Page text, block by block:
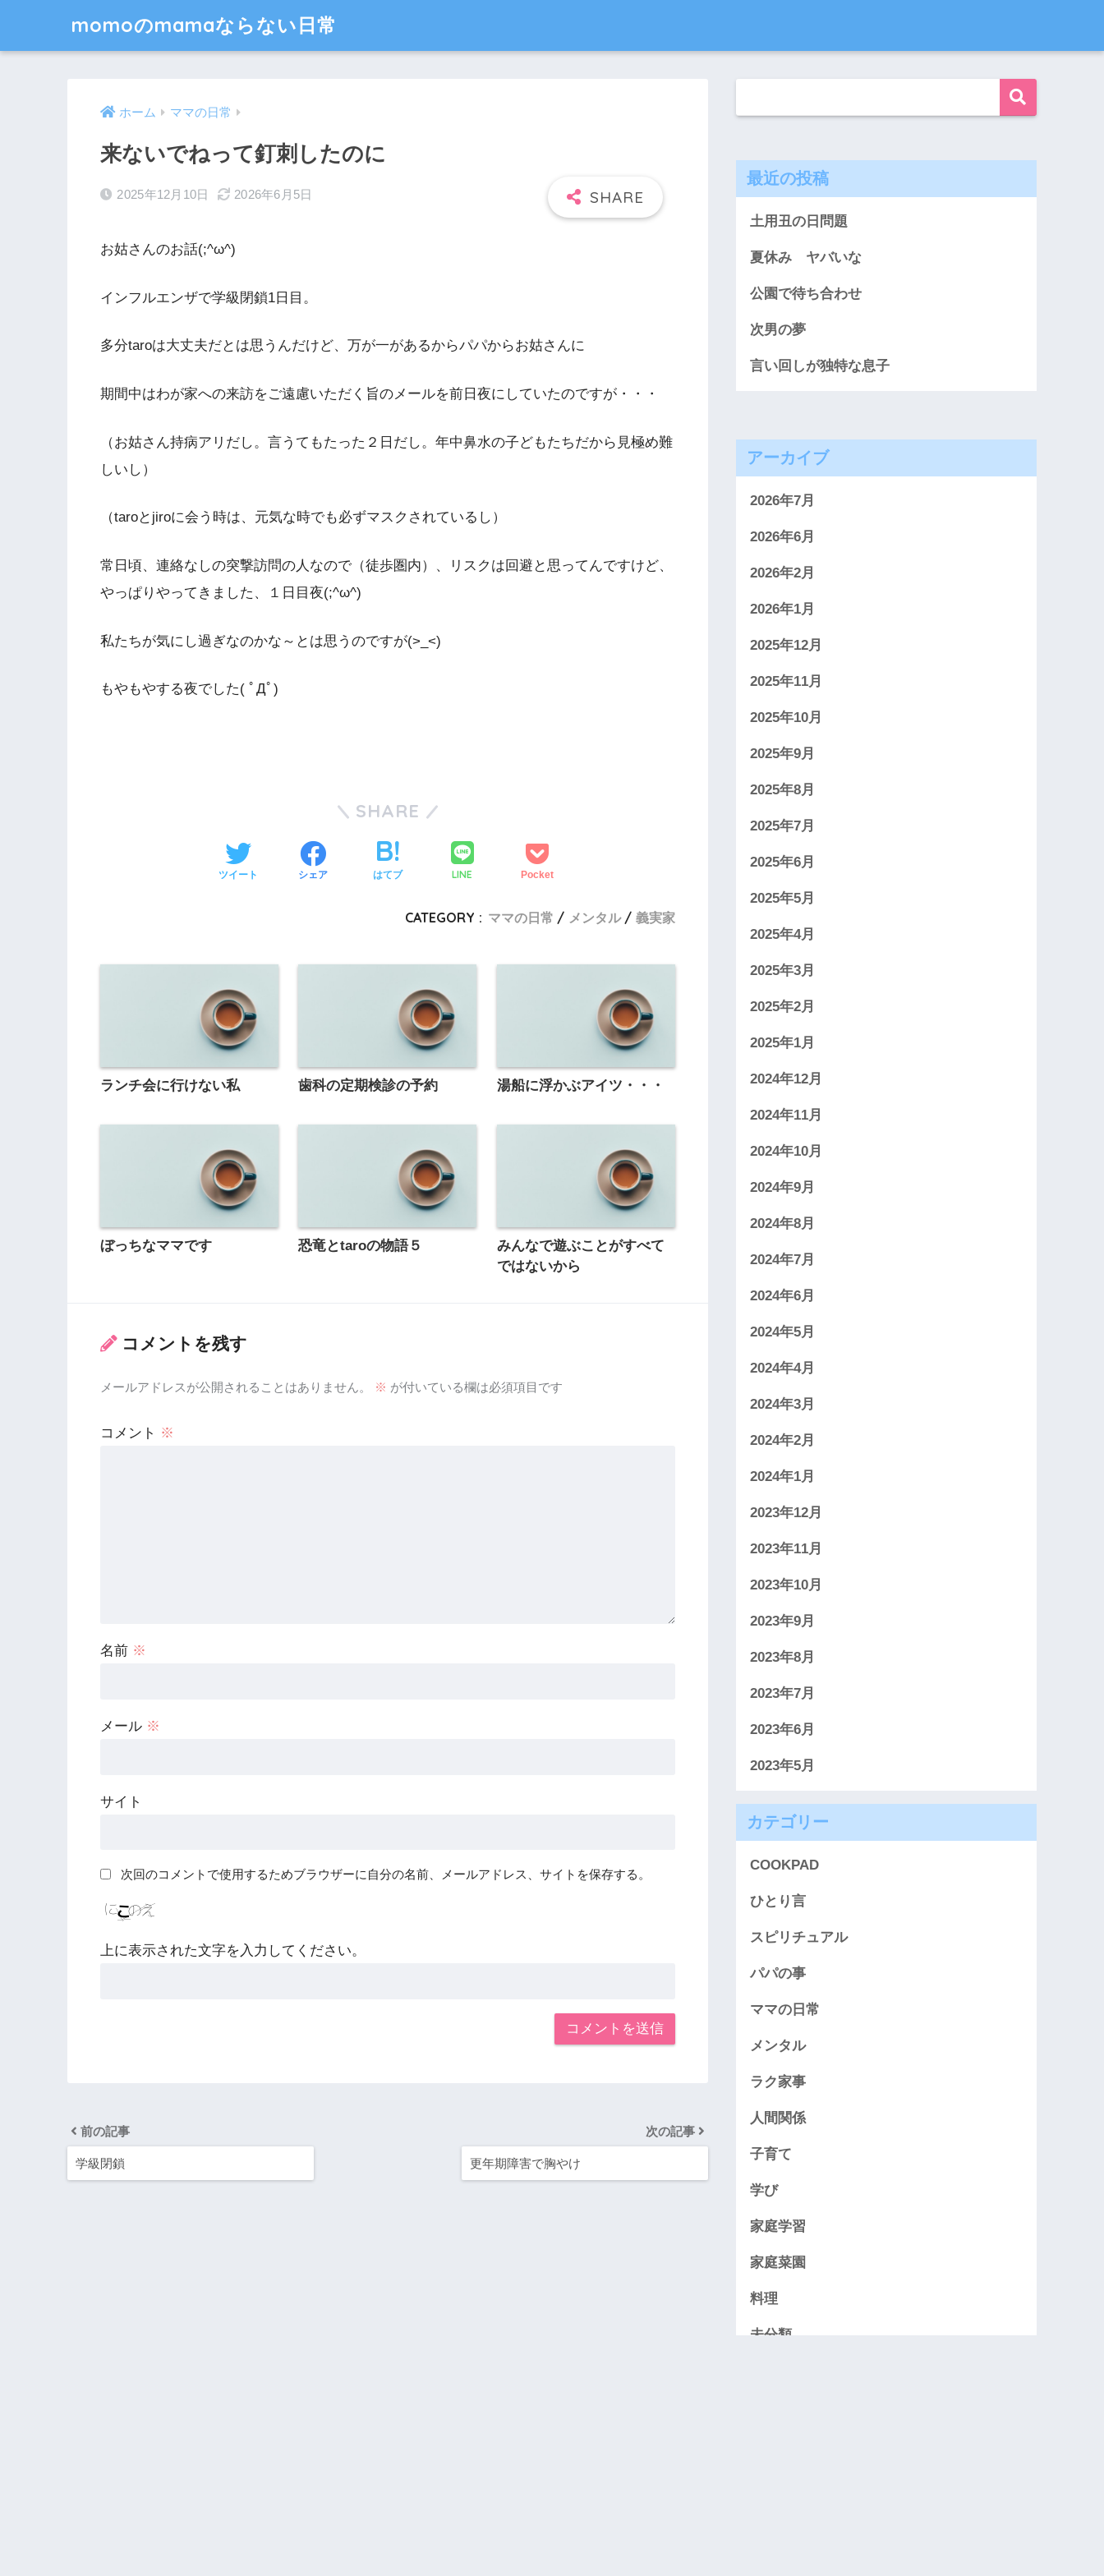
momoのmamaならない日常
ホーム ママの日常
来ないでねって釘刺したのに
2025年12月10日 2026年6月5日
お姑さんのお話(;^ω^)
インフルエンザで学級閉鎖1日目。
多分taroは大丈夫だとは思うんだけど、万が一があるからパパからお姑さんに
期間中はわが家への来訪をご遠慮いただく旨のメールを前日夜にしていたのですが・・・
（お姑さん持病アリだし。言うてもたった２日だし。年中鼻水の子どもたちだから見極め難
しいし）
（taroとjiroに会う時は、元気な時でも必ずマスクされているし）
常日頃、連絡なしの突撃訪問の人なので（徒歩圏内）、リスクは回避と思ってんですけど、
やっぱりやってきました、１日目夜(;^ω^)
私たちが気にし過ぎなのかな～とは思うのですが(>_<)
もやもやする夜でした( ﾟДﾟ)
SHARE
ツイート シェア はてブ LINE Pocket
CATEGORY : ママの日常 メンタル 義実家
ランチ会に行けない私 歯科の定期検診の予約 湯船に浮かぶアイツ・・・
ぼっちなママです 恐竜とtaroの物語５
みんなで遊ぶことがすべて
ではないから
コメントを残す
メールアドレスが公開されることはありません。 ※ が付いている欄は必須項目です
コメント ※
名前 ※
メール ※
サイト
次回のコメントで使用するためブラウザーに自分の名前、メールアドレス、サイトを保存する。
上に表示された文字を入力してください。
前の記事
学級閉鎖
次の記事
更年期障害で胸やけ
最近の投稿
土用丑の日問題
夏休み ヤバいな
公園で待ち合わせ
次男の夢
言い回しが独特な息子
アーカイブ
2026年7月
2026年6月
2026年2月
2026年1月
2025年12月
2025年11月
2025年10月
2025年9月
2025年8月
2025年7月
2025年6月
2025年5月
2025年4月
2025年3月
2025年2月
2025年1月
2024年12月
2024年11月
2024年10月
2024年9月
2024年8月
2024年7月
2024年6月
2024年5月
2024年4月
2024年3月
2024年2月
2024年1月
2023年12月
2023年11月
2023年10月
2023年9月
2023年8月
2023年7月
2023年6月
2023年5月
カテゴリー
COOKPAD
ひとり言
スピリチュアル
パパの事
ママの日常
メンタル
ラク家事
人間関係
子育て
学び
家庭学習
家庭菜園
料理
未分類